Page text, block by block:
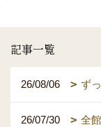
記事一覧
26/08/06 ず
26/07/30 全